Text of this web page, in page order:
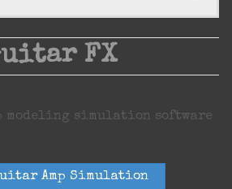
FX
Amp Simulation